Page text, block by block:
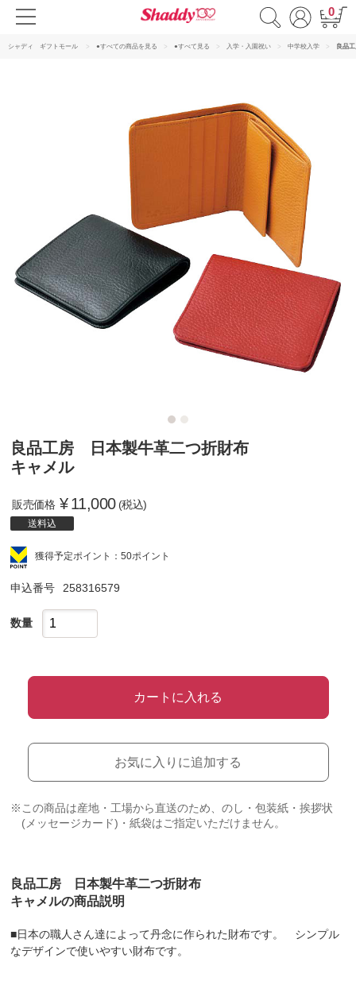
0
シャディ ギフトモール ●すべての商品を見る ●すべて見る 入学・入園祝い 中学校入学 良品
良品工房 日本製牛革二つ折財布
キャメル
販売価格 ¥11,000 (税込)
送料込
獲得予定ポイント：50ポイント
申込番号 258316579
数量
カートに入れる
お気に入りに追加する
※この商品は産地・工場から直送のため、のし・包装紙・挨拶状
(メッセージカード)・紙袋はご指定いただけません。
良品工房 日本製牛革二つ折財布
キャメルの商品説明
■日本の職人さん達によって丹念に作られた財布です。 シンプル
なデザインで使いやすい財布です。